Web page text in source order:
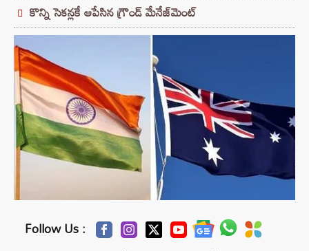
కొన్ని సెకన్లకే ఆపేసిన గ్రౌండ్ మేనేజ్‌మెంట్
Follow Us :